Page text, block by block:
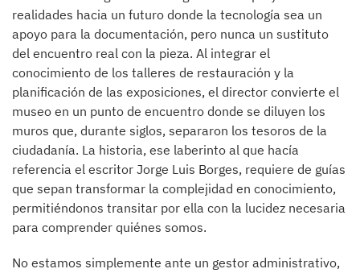
realidades hacia un futuro donde la tecnología sea un
apoyo para la documentación, pero nunca un sustituto
del encuentro real con la pieza. Al integrar el
conocimiento de los talleres de restauración y la
planificación de las exposiciones, el director convierte el
museo en un punto de encuentro donde se diluyen los
muros que, durante siglos, separaron los tesoros de la
ciudadanía. La historia, ese laberinto al que hacía
referencia el escritor Jorge Luis Borges, requiere de guías
que sepan transformar la complejidad en conocimiento,
permitiéndonos transitar por ella con la lucidez necesaria
para comprender quiénes somos.
No estamos simplemente ante un gestor administrativo,